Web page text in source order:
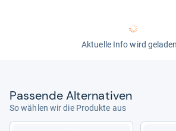
Aktuelle Info wird
Pas­sende Alter­na­ti­ven
So wählen wir die Produkte aus